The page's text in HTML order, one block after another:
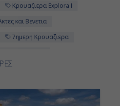
Κρουαζιερα Explora I
και Βενετια
7ημερη Κρουαζιερα
7ημερες Κρουαζιερες